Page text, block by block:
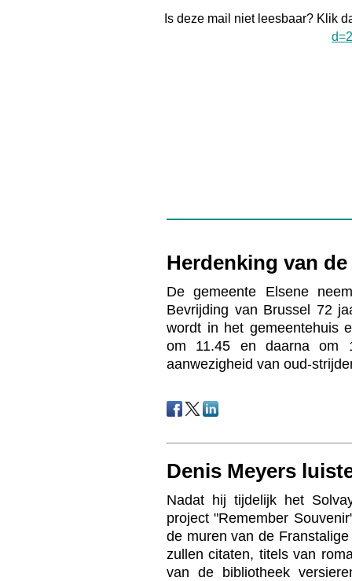
Is deze mail niet leesbaar? Klik
Herdenking van
De gemeente Elsene
Bevrijding van Brussel 72
wordt in het gemeentehuis
om 11.45 en daarna om
aanwezigheid van oud-
Denis Meyers
Nadat hij tijdelijk het
project "Remember
de muren van de
zullen citaten, titels van
van de bibliotheek